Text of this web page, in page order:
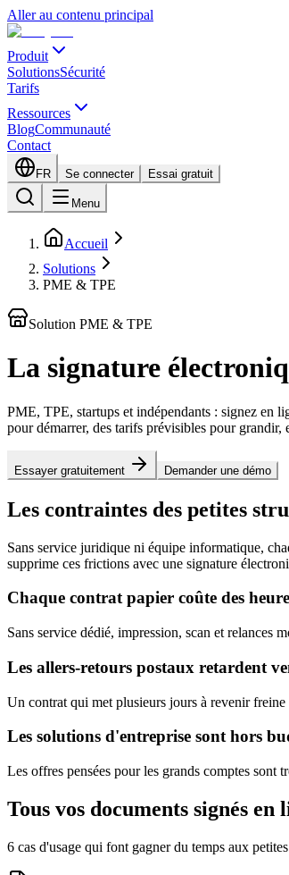
Aller au contenu principal
Produit
SolutionsSécurité
Tarifs
Ressources
BlogCommunauté
Contact
FR Se connecter Essai gratuit
Menu
Accueil
Solutions
PME & TPE
Solution PME & TPE
La signature
PME, TPE, startups et indépendants : signez en
pour démarrer, des tarifs prévisibles pour
Essayer gratuitement Demander une démo
Les contraintes des petites
Sans service juridique ni équipe informatique,
supprime ces frictions avec une signature
Chaque contrat papier coûte des
Sans service dédié, impression, scan et relances
Les allers-retours postaux retardent
Un contrat qui met plusieurs jours à revenir
Les solutions d'entreprise sont hors
Les offres pensées pour les grands comptes
Tous vos documents signés en
6 cas d'usage qui font gagner du temps aux